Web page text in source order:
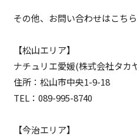
その他、お問い合わせはこち
【松山エリア】
ナチュリエ愛媛(株式会社タカ
住所：松山市中央1-9-18
TEL： 089-995-8740
【今治エリア】